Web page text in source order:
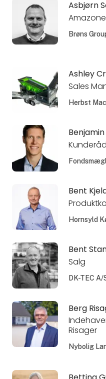
Asbjørn
Brøns
Ashley
Sales
Herbst
Bent
Hornsyld
Bent
Salg
DK-TEC A/
Berg
Risager
Nybolig